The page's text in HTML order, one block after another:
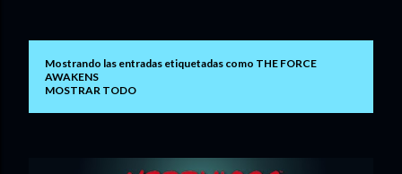
n
Mostrando las entradas etiquetadas como THE FORCE
AWAKENS
MOSTRAR TODO